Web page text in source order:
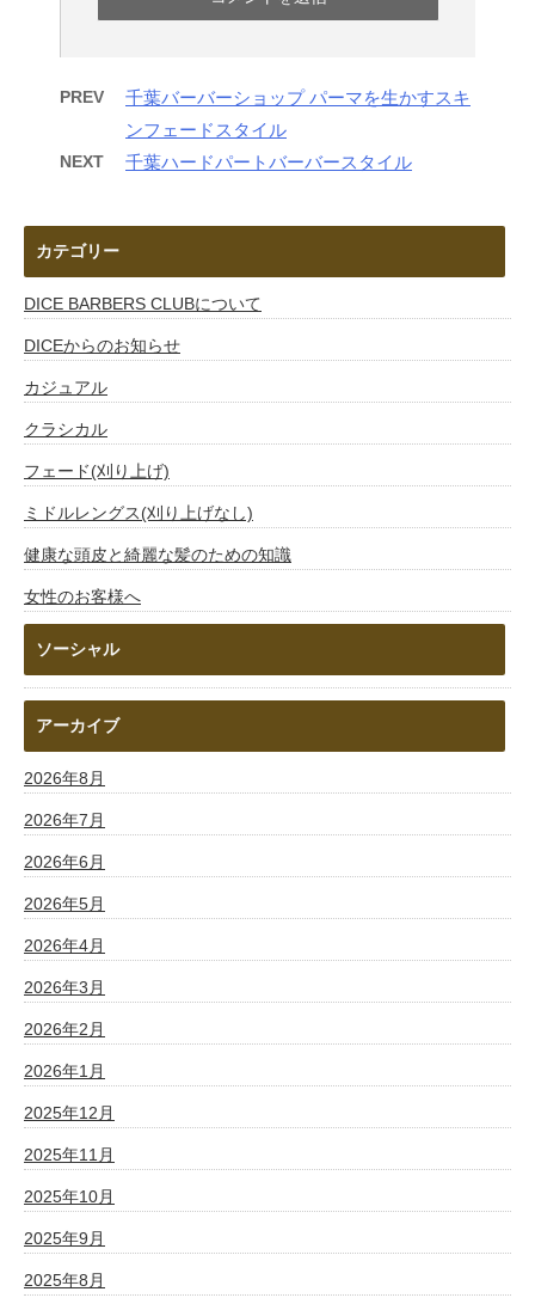
PREV
千葉バーバーショップ パーマを生かすスキ
ンフェードスタイル
NEXT 千葉ハードパートバーバースタイル
カテゴリー
DICE BARBERS CLUBについて
DICEからのお知らせ
カジュアル
クラシカル
フェード(刈り上げ)
ミドルレングス(刈り上げなし)
健康な頭皮と綺麗な髪のための知識
女性のお客様へ
ソーシャル
アーカイブ
2026年8月
2026年7月
2026年6月
2026年5月
2026年4月
2026年3月
2026年2月
2026年1月
2025年12月
2025年11月
2025年10月
2025年9月
2025年8月